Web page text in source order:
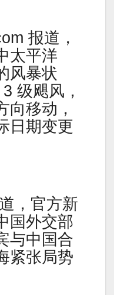
报道，
太平洋
风暴状
级飓风，
向移动，
日期变更
，官方新
国外交部
与中国合
紧张局势